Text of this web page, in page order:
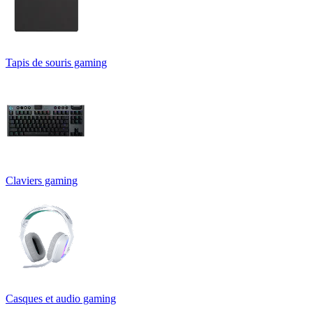
Tapis de souris gaming
Claviers gaming
Casques et audio gaming